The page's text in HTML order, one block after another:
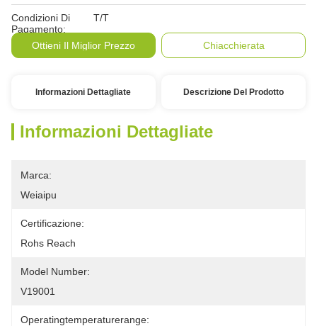
Condizioni Di
Pagamento:
T/T
Ottieni Il Miglior Prezzo Chiacchierata
Informazioni Dettagliate Descrizione Del Prodotto
Informazioni Dettagliate
Marca:
Weiaipu
Certificazione:
Rohs Reach
Model Number:
V19001
Operatingtemperaturerange: